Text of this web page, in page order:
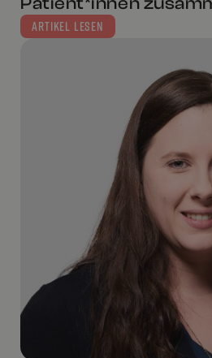
ARTIKEL LESEN